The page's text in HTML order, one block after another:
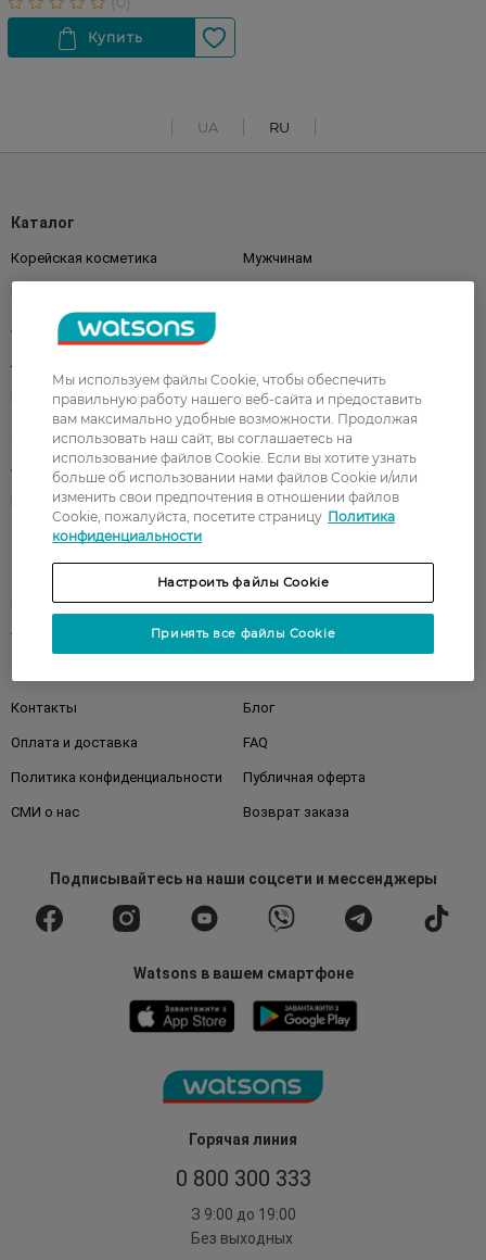
UA RU
Горячая линия
0 800 300 333
З 9:00 до 19:00
Без выходных
Каталог
Корейская косметика Мужчинам
Акции
Лицо
Подарки Детям
Волосы
Аксессуары Дерматокосметика
Бренды
Клиентам
Правила и условия Магазины
Watsons Club Подарочные сертификаты
Контакты Блог
Оплата и доставка FAQ
Политика конфиденциальности Публичная оферта
СМИ о нас Возврат заказа
Подписывайтесьна наши соцсети и мессенджеры
Watsons в вашем смартфоне
Мы используем файлы Cookie, чтобы обеспечить
правильную работу нашего веб-сайта и предоставить
вам максимально удобные возможности. Продолжая
использовать наш сайт, вы соглашаетесь на
использование файлов Cookie. Если вы хотите узнать
больше об использовании нами файлов Cookie и/или
изменить свои предпочтения в отношении файлов
Cookie, пожалуйста, посетите страницу Политика
конфиденциальности
Настроить файлы Cookie
Принять все файлы Cookie